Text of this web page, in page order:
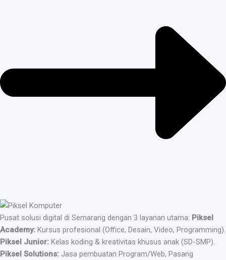
Pusat solusi digital di Semarang dengan 3 layanan utama: Piksel
Academy: Kursus profesional (Office, Desain, Video, Programming).
Piksel Junior: Kelas koding & kreativitas khusus anak (SD-SMP).
Piksel Solutions: Jasa pembuatan Program/Web, Pasang